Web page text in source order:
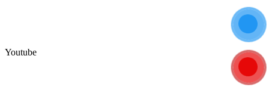
Youtube